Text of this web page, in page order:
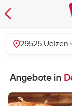
29525 Uelzen
Angebote in